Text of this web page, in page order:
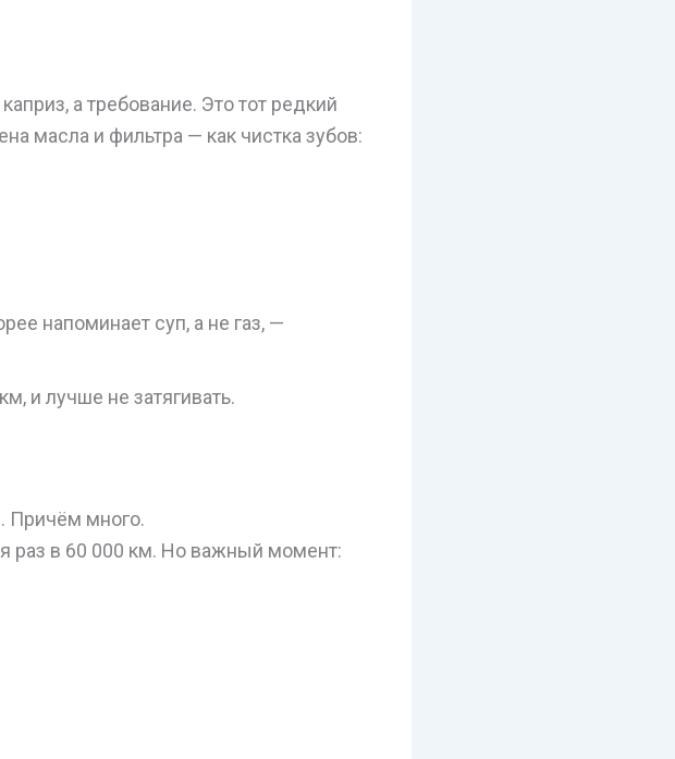
а требование. Это тот редкий
масла и фильтра — как чистка зубов:
напоминает суп, а не газ, —
и лучше не затягивать.
Причём много.
раз в 60 000 км. Но важный момент: